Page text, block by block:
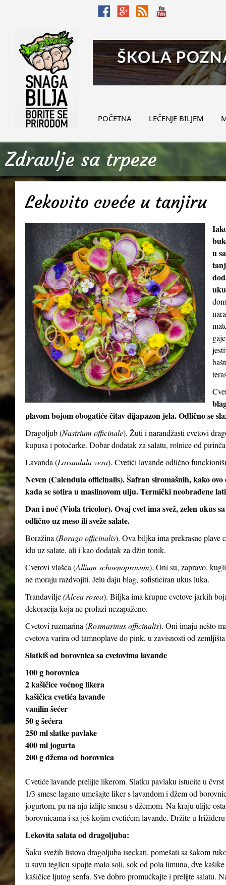
POČETNA LEČENJE BILJEM
Zdravlje sa trpeze
Lekovito cveće u tanjiru
u
plavom bojom obogatiće čitav dijapazon jela. Odlično se
Dragoljub (Nastrium officinale). Žuti i narandžasti cvetovi
kupusa i potočarke. Dobar dodatak za salatu, rolnice od
Lavanda (Lavandula vera). Cvetići lavande odlično
Neven (Calendula officinalis). Šafran siromašnih, kako
kada se sotira u maslinovom ulju. Termički neobrađene
Dan i noć (Viola tricolor). Ovaj cvet ima svež, zelen ukus
odlično uz meso ili sveže salate.
Boražina (Borago officinalis). Ova biljka ima prekrasne plave
idu uz salate, ali i kao dodatak za džin tonik.
Cvetovi vlašca (Allium schoenoprasum). Oni su, zapravo,
ne moraju razdvojiti. Jelu daju blag, sofisticiran ukus luka.
Trandavilje(Alcea rosea). Biljka ima krupne cvetove jarkih
dekoracija koja ne prolazi nezapaženo.
Cvetovi ruzmarina (Rosmarinus officinalis). Oni imaju nešto
cvetova varira od tamnoplave do pink, u zavisnosti od
Slatkiš od borovnica sa cvetovima lavande
100 g borovnica
2 kašičice voćnog likera
kašičica cvetića lavande
vanilin šećer
50 g šećera
250 ml slatke pavlake
400 ml jogurta
200 g džema od borovnica
Cvetiće lavande prelijte likerom. Slatku pavlaku istucite u
1/3 smese lagano umešajte liker s lavandom i džem od
jogurtom, pa na nju izlijte smesu s džemom. Na kraju ulijte
borovnicama i sa još kojim cvetićem lavande. Držite u
Lekovita salata od dragoljuba:
Šaku svežih listova dragoljuba iseckati, pomešati sa šakom
u suvu teglicu sipajte malo soli, sok od pola limuna, dve
kašičice ljutog senfa. Sve dobro promućkajte i prelijte salatu.